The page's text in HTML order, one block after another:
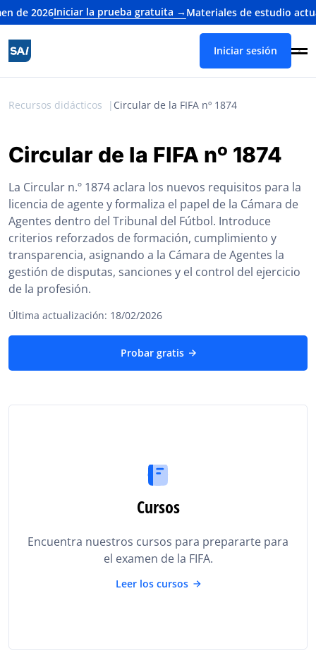
Iniciar la prueba gratuita →Materiales de estudio
Iniciar sesión
Recursos didácticos Circular de la FIFA nº 1874
Circular de la FIFA nº 1874
La Circular n.º 1874 aclara los nuevos requisitos para la
licencia de agente y formaliza el papel de la Cámara de
Agentes dentro del Tribunal del Fútbol. Introduce
criterios reforzados de formación, cumplimiento y
transparencia, asignando a la Cámara de Agentes la
gestión de disputas, sanciones y el control del ejercicio
de la profesión.
Última actualización: 18/02/2026
Probar gratis
Cursos
Encuentra nuestros cursos para prepararte para
el examen de la FIFA.
Leer los cursos